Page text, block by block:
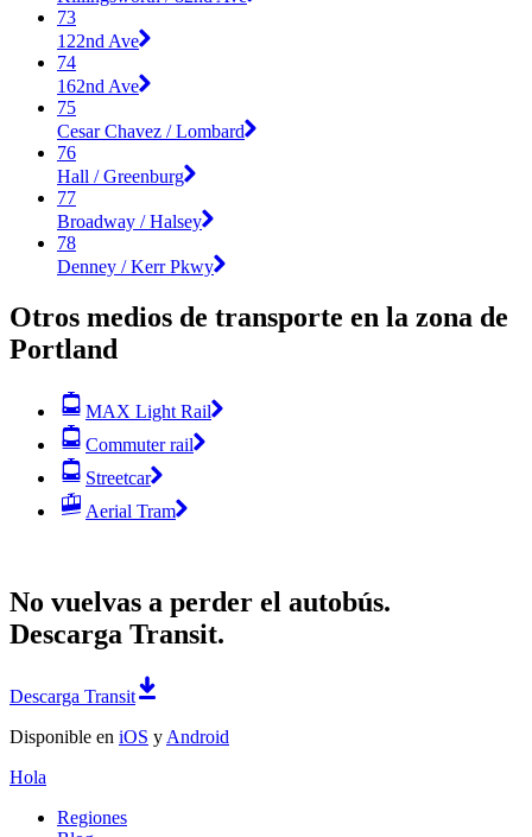
73
122nd Ave
74
162nd Ave
75
Cesar Chavez / Lombard
76
Hall / Greenburg
77
Broadway / Halsey
78
Denney / Kerr Pkwy
Otros medios de transporte en la zona de
Portland
MAX Light Rail
Commuter rail
Streetcar
Aerial Tram
No vuelvas a perder el autobús.
Descarga Transit.
Descarga Transit
Disponible en iOS y Android
Hola
Regiones